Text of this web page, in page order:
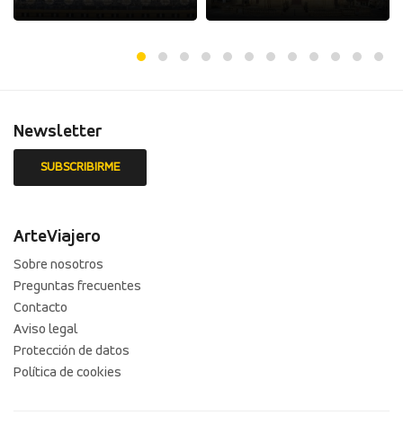
Newsletter
ArteViajero
Sobre nosotros
Preguntas frecuentes
Contacto
Aviso legal
Protección de datos
Política de cookies